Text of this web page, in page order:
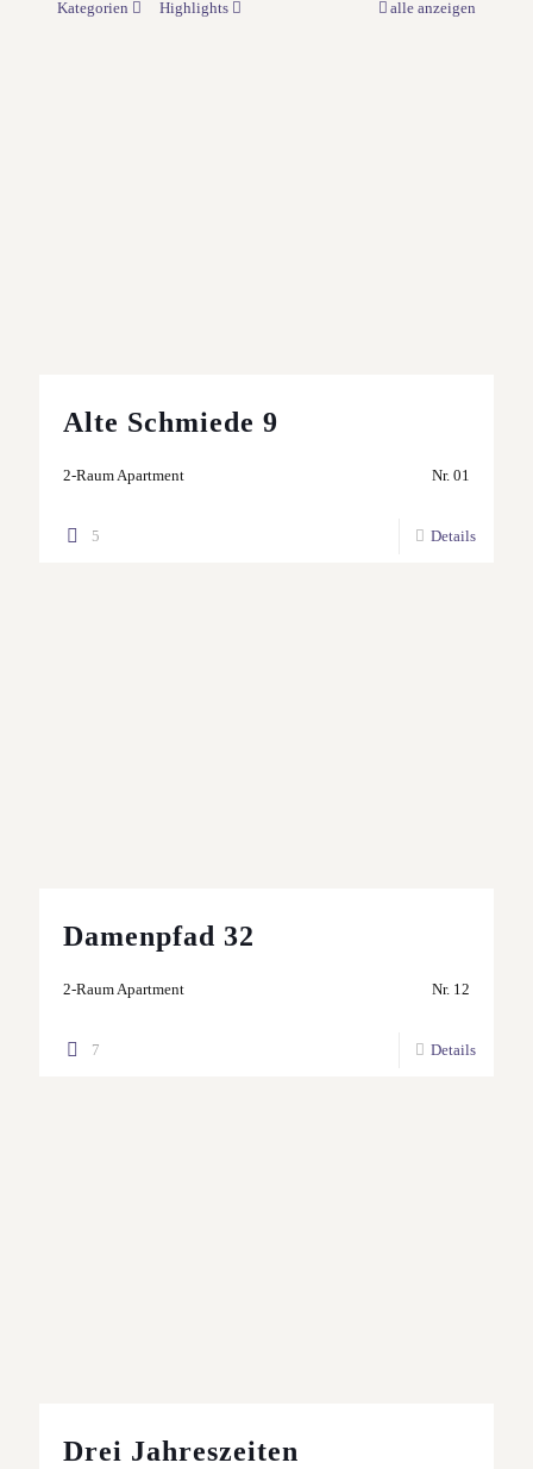
Kategorien Highlights alle anzeigen
Alte Schmiede 9
2-Raum Apartment Nr. 01
5 Details
Damenpfad 32
2-Raum Apartment Nr. 12
7 Details
Drei Jahreszeiten